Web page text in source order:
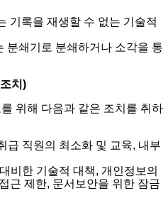
기록을 재생할 수 없는 기술적
분쇄기로 분쇄하거나 소각을 통
치)
위해 다음과 같은 조치를 취하
급 직원의 최소화 및 교육, 내부
비한 기술적 대책, 개인정보의
근 제한, 문서보안을 위한 잠금